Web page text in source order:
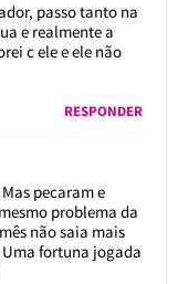
passo tanto na
e realmente a
c ele e ele não
RESPONDER
pecaram e
problema da
não saia mais
fortuna jogada